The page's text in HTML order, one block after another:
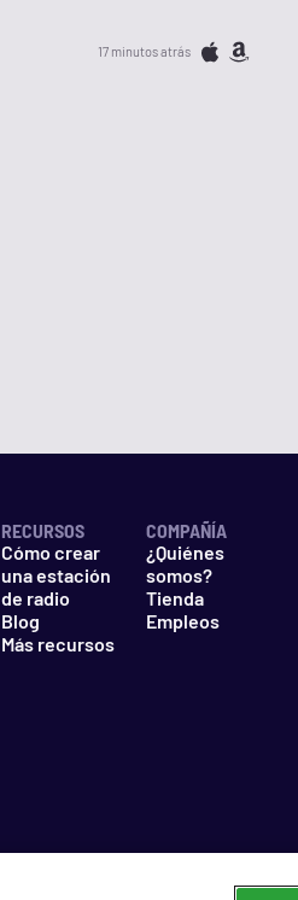
17 minutos atrás
RECURSOS
Cómo crear
una estación
de radio
Blog
Más recursos
COMPAÑÍA
¿Quiénes
somos?
Tienda
Empleos